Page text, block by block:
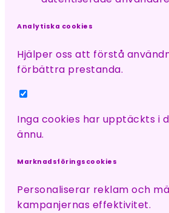
Analytiska cookies
Hjälper oss att förstå
förbättra prestanda.
Inga cookies har upptäckts i
ännu.
Marknadsföringscookies
Personaliserar reklam och
kampanjernas effektivitet.